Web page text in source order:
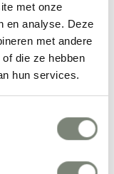
met onze
en analyse. Deze
met andere
die ze hebben
hun services.